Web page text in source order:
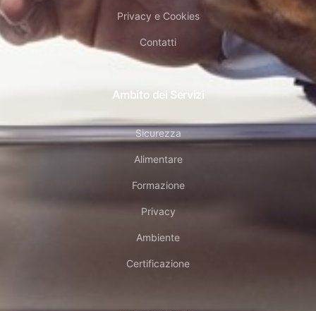
Privacy e Cookies
Contatti
Ambito dei Servizi
Sicurezza
Alimentare
Formazione
Privacy
Ambiente
Certificazione